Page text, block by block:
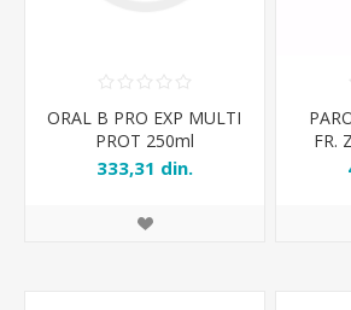
ORAL B PRO EXP MULTI
PROT 250ml
333,31 din.
FR.